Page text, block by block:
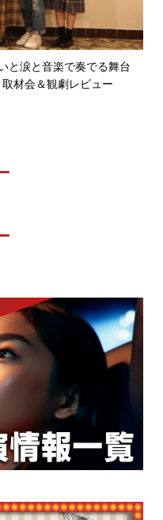
と涙と音楽で奏でる舞台
材会＆観劇レビュー